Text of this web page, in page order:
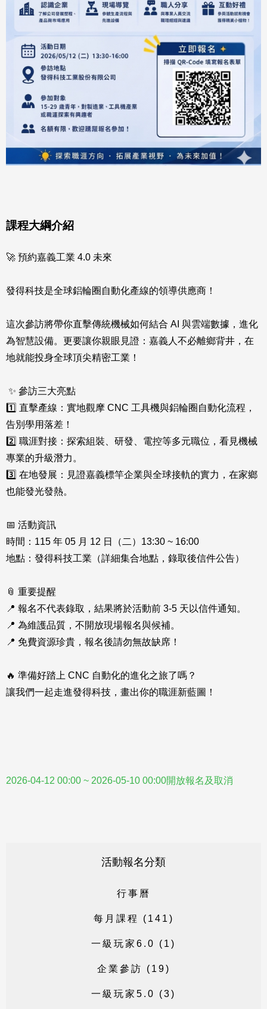
課程大綱介紹
🚀 預約嘉義工業 4.0 未來
發得科技是全球鋁輪圈自動化產線的領導供應商！
這次參訪將帶你直擊傳統機械如何結合 AI 與雲端數據，進化
為智慧設備。更要讓你親眼見證：嘉義人不必離鄉背井，在
地就能投身全球頂尖精密工業！
✨ 參訪三大亮點
1️⃣ 直擊產線：實地觀摩 CNC 工具機與鋁輪圈自動化流程，
告別學用落差！
2️⃣ 職涯對接：探索組裝、研發、電控等多元職位，看見機械
專業的升級潛力。
3️⃣ 在地發展：見證嘉義標竿企業與全球接軌的實力，在家鄉
也能發光發熱。
📅 活動資訊
時間：115 年 05 月 12 日（二）13:30 ~ 16:00
地點：發得科技工業（詳細集合地點，錄取後信件公告）
📎 重要提醒
📍 報名不代表錄取，結果將於活動前 3-5 天以信件通知。
📍 為維護品質，不開放現場報名與候補。
📍 免費資源珍貴，報名後請勿無故缺席！
🔥 準備好踏上 CNC 自動化的進化之旅了嗎？
讓我們一起走進發得科技，畫出你的職涯新藍圖！
2026-04-12 00:00 ~ 2026-05-10 00:00開放報名及取消
活動報名分類
行事 曆
每 月 課 程 ( 1 4 1 )
一 級 玩家 6 . 0 ( 1 )
企 業 參 訪 ( 1 9)
一 級 玩家 5 . 0 (3)